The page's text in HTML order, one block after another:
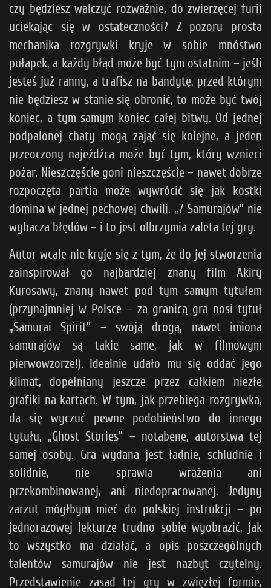
czy będziesz walczyć rozważnie, do zwierzęcej furii
uciekając się w ostateczności? Z pozoru prosta
mechanika rozgrywki kryje w sobie mnóstwo
pułapek, a każdy błąd może być tym ostatnim – jeśli
jesteś już ranny, a trafisz na bandytę, przed którym
nie będziesz w stanie się obronić, to może być twój
koniec, a tym samym koniec całej bitwy. Od jednej
podpalonej chaty mogą zająć się kolejne, a jeden
przeoczony najeźdźca może być tym, który wznieci
pożar. Nieszczęście goni nieszczęście – nawet dobrze
rozpoczęta partia może wywrócić się jak kostki
domina w jednej pechowej chwili. „7 Samurajów” nie
wybacza błędów – i to jest olbrzymia zaleta tej gry.
Autor wcale nie kryje się z tym, że do jej stworzenia
zainspirował go najbardziej znany film Akiry
Kurosawy, znany nawet pod tym samym tytułem
(przynajmniej w Polsce – za granicą gra nosi tytuł
„Samurai Spirit” – swoją drogą, nawet imiona
samurajów są takie same, jak w filmowym
pierwowzorze!). Idealnie udało mu się oddać jego
klimat, dopełniany jeszcze przez całkiem niezłe
grafiki na kartach. W tym, jak przebiega rozgrywka,
da się wyczuć pewne podobieństwo do innego
tytułu, „Ghost Stories” – notabene, autorstwa tej
samej osoby. Gra wydana jest ładnie, schludnie i
solidnie, nie sprawia wrażenia ani
przekombinowanej, ani niedopracowanej. Jedyny
zarzut mógłbym mieć do polskiej instrukcji – po
jednorazowej lekturze trudno sobie wyobrazić, jak
to wszystko ma działać, a opis poszczególnych
talentów samurajów nie jest nazbyt czytelny.
Przedstawienie zasad tej gry w zwięzłej formie,